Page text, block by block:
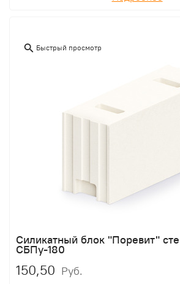
Быстрый просмотр
Силикатный блок "Поревит"
СБПу-180
150,50 Руб.